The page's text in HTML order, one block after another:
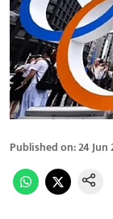
Published on:24